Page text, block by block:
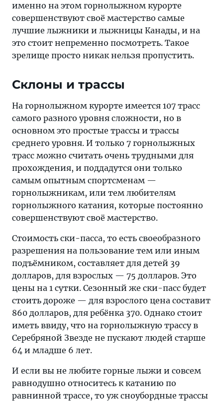
именно на этом горнолыжном курорте
совершенствуют своё мастерство самые
лучшие лыжники и лыжницы Канады, и на
это стоит непременно посмотреть. Такое
зрелище просто никак нельзя пропустить.
Склоны и трассы
На горнолыжном курорте имеется 107 трасс
самого разного уровня сложности, но в
основном это простые трассы и трассы
среднего уровня. И только 7 горнолыжных
трасс можно считать очень трудными для
прохождения, и поддадутся они только
самым опытным спортсменам —
горнолыжникам, или тем любителям
горнолыжного катания, которые постоянно
совершенствуют своё мастерство.
Стоимость ски-пасса, то есть своеобразного
разрешения на пользование тем или иным
подъёмником, составляет для детей 39
долларов, для взрослых — 75 долларов. Это
цены на 1 сутки. Сезонный же ски-пасс будет
стоить дороже — для взрослого цена составит
860 долларов, для ребёнка 370. Однако стоит
иметь ввиду, что на горнолыжную трассу в
Серебряной Звезде не пускают людей старше
64 и младше 6 лет.
И если вы не любите горные лыжи и совсем
равнодушно относитесь к катанию по
равнинной трассе, то уж сноубордные трассы